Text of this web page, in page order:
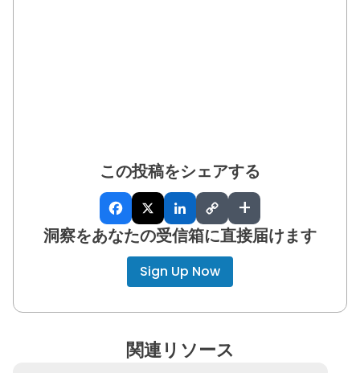
この投稿をシェアする
+
洞察をあなたの受信箱に直接届けます
Sign Up Now
関連リソース